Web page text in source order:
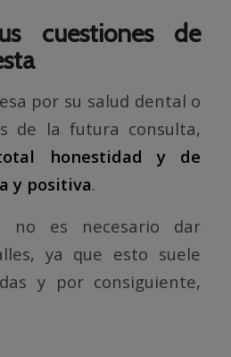
cuestiones de
por su salud dental o
de la futura consulta,
honestidad y de
y positiva.
no es necesario dar
ya que esto suele
y por consiguiente,